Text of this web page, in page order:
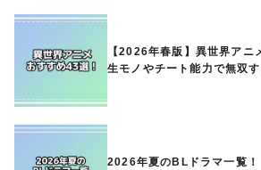
【2026年春版】異世界ア
生モノやチート能力で無双
2026年夏のBLドラマ一覧